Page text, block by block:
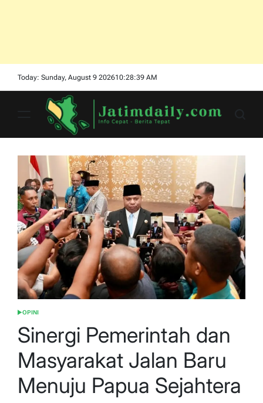
Today: Sunday, August 9 202610:28:40 AM
POSTED
OPINI
Sinergi Pemerintah dan
Masyarakat Jalan Baru
Menuju Papua Sejahtera